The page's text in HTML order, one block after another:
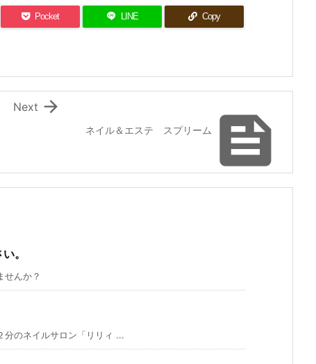
Pocket LINE Copy

ネイル＆エステ スプリーム

Next
。
せんか？
分のネイルサロン「リリィ ...